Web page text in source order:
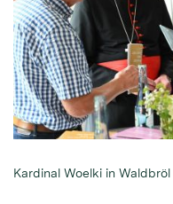
Kardinal Woelki in Waldbröl